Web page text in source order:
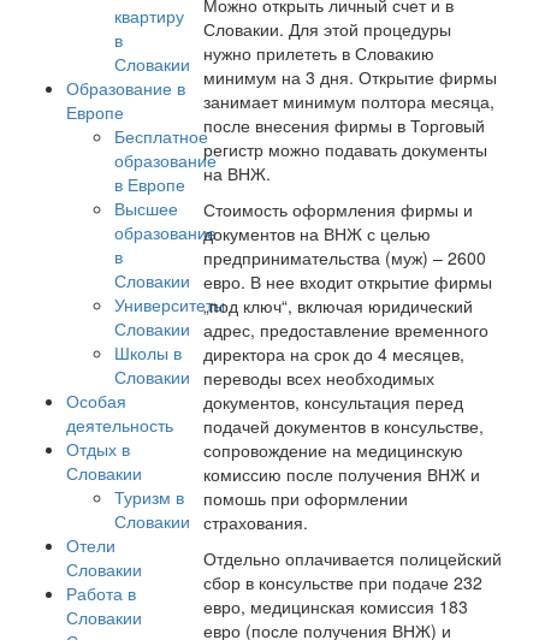
квартиру
в
Словакии
Образование в
Европе
Бесплатное
образование
в Европе
Высшее
образование
в
Словакии
Университеты
Словакии
Школы в
Словакии
Особая
деятельность
Отдых в
Словакии
Туризм в
Словакии
Отели
Словакии
Работа в
Словакии
Можно открыть личный счет и в
Словакии. Для этой процедуры
нужно прилететь в Словакию
минимум на 3 дня. Открытие фирмы
занимает минимум полтора месяца,
после внесения фирмы в Торговый
регистр можно подавать документы
на ВНЖ.
Стоимость оформления фирмы и
документов на ВНЖ с целью
предпринимательства (муж) – 2600
евро. В нее входит открытие фирмы
„под ключ“, включая юридический
адрес, предоставление временного
директора на срок до 4 месяцев,
переводы всех необходимых
документов, консультация перед
подачей документов в консульстве,
сопровождение на медицинскую
комиссию после получения ВНЖ и
помошь при оформлении
страхования.
Отдельно оплачивается полицейский
сбор в консульстве при подаче 232
евро, медицинская комиссия 183
евро (после получения ВНЖ) и